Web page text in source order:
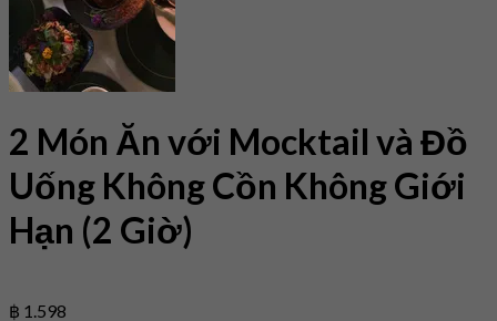
2 Món Ăn với Mocktail và Đồ
Uống Không Cồn Không Giới
Hạn (2 Giờ)
฿ 1.598